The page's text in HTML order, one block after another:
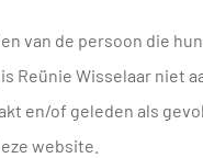
van de persoon die
Reünie Wisselaar niet
en/of geleden als
website.